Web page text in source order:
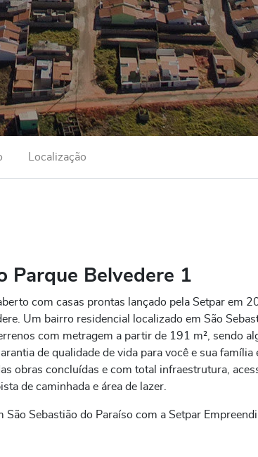
Localização
Parque Belvedere 1
com casas prontas lançado pela Setpar em
Um bairro residencial localizado em São
com metragem a partir de 191 m², sendo
de qualidade de vida para você e sua família
obras concluídas e com total infraestrutura,
de caminhada e área de lazer.
Sebastião do Paraíso com a Setpar